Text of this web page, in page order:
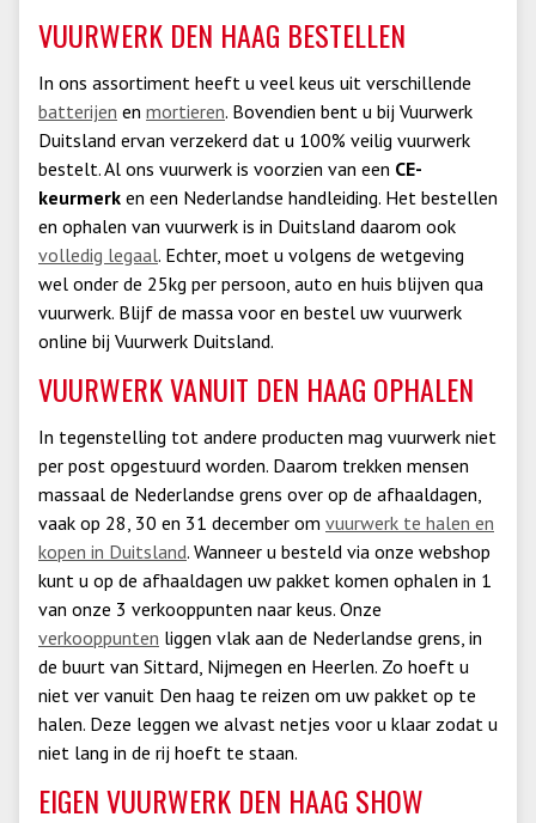
VUURWERK DEN HAAG BESTELLEN
In ons assortiment heeft u veel keus uit verschillende
batterijen en mortieren. Bovendien bent u bij Vuurwerk
Duitsland ervan verzekerd dat u 100% veilig vuurwerk
bestelt. Al ons vuurwerk is voorzien van een CE-
keurmerk en een Nederlandse handleiding. Het bestellen
en ophalen van vuurwerk is in Duitsland daarom ook
volledig legaal. Echter, moet u volgens de wetgeving
wel onder de 25kg per persoon, auto en huis blijven qua
vuurwerk. Blijf de massa voor en bestel uw vuurwerk
online bij Vuurwerk Duitsland.
VUURWERK VANUIT DEN HAAG OPHALEN
In tegenstelling tot andere producten mag vuurwerk niet
per post opgestuurd worden. Daarom trekken mensen
massaal de Nederlandse grens over op de afhaaldagen,
vaak op 28, 30 en 31 december om vuurwerk te halen en
kopen in Duitsland. Wanneer u besteld via onze webshop
kunt u op de afhaaldagen uw pakket komen ophalen in 1
van onze 3 verkooppunten naar keus. Onze
verkooppunten liggen vlak aan de Nederlandse grens, in
de buurt van Sittard, Nijmegen en Heerlen. Zo hoeft u
niet ver vanuit Den haag te reizen om uw pakket op te
halen. Deze leggen we alvast netjes voor u klaar zodat u
niet lang in de rij hoeft te staan.
EIGEN VUURWERK DEN HAAG SHOW